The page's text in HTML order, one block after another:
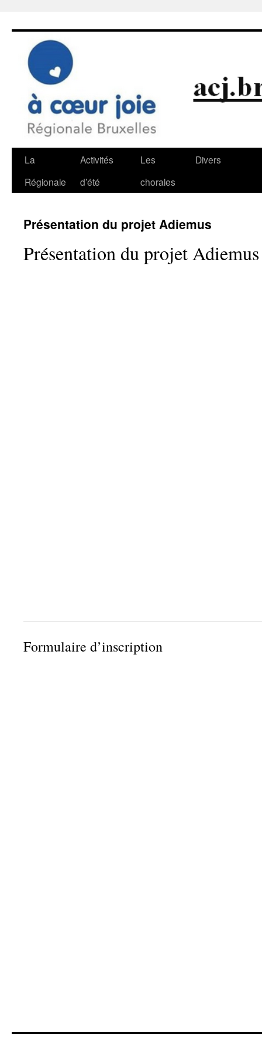
La
Régionale
Activités
d’été
Les
chorales
Divers
Présentation du projet Adiemus
Présentation du projet Adiemus
Formulaire d’inscription